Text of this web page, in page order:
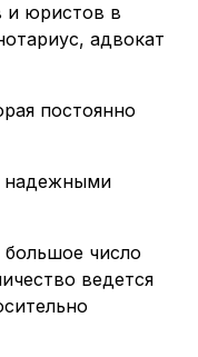
и юристов в
адвокат
постоянно
надежными
число
ведется